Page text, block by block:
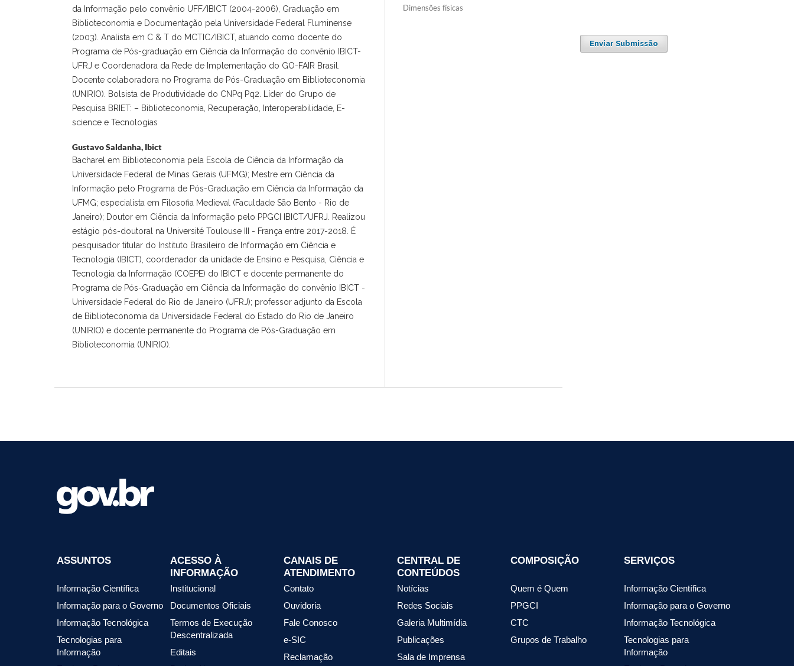
da Informação pelo convênio UFF/IBICT (2004-2006), Graduação em
Biblioteconomia e Documentação pela Universidade Federal Fluminense
(2003). Analista em C & T do MCTIC/IBICT, atuando como docente do
Programa de Pós-graduação em Ciência da Informação do convênio IBICT-
UFRJ e Coordenadora da Rede de Implementação do GO-FAIR Brasil.
Docente colaboradora no Programa de Pós-Graduação em Biblioteconomia
(UNIRIO). Bolsista de Produtividade do CNPq Pq2. Líder do Grupo de
Pesquisa BRIET: – Biblioteconomia, Recuperação, Interoperabilidade, E-
science e Tecnologias
Gustavo Saldanha, Ibict
Bacharel em Biblioteconomia pela Escola de Ciência da Informação da
Universidade Federal de Minas Gerais (UFMG); Mestre em Ciência da
Informação pelo Programa de Pós-Graduação em Ciência da Informação da
UFMG; especialista em Filosofia Medieval (Faculdade São Bento - Rio de
Janeiro); Doutor em Ciência da Informação pelo PPGCI IBICT/UFRJ. Realizou
estágio pós-doutoral na Université Toulouse III - França entre 2017-2018. É
pesquisador titular do Instituto Brasileiro de Informação em Ciência e
Tecnologia (IBICT), coordenador da unidade de Ensino e Pesquisa, Ciência e
Tecnologia da Informação (COEPE) do IBICT e docente permanente do
Programa de Pós-Graduação em Ciência da Informação do convênio IBICT -
Universidade Federal do Rio de Janeiro (UFRJ); professor adjunto da Escola
de Biblioteconomia da Universidade Federal do Estado do Rio de Janeiro
(UNIRIO) e docente permanente do Programa de Pós-Graduação em
Biblioteconomia (UNIRIO).
Dimensões físicas
Enviar Submissão
ASSUNTOS
Informação Científica
Informação para o Governo
Informação Tecnológica
Tecnologias para
Informação
ACESSO À
INFORMAÇÃO
Institucional
Documentos Oficiais
Termos de Execução
Descentralizada
Editais
CANAIS DE
ATENDIMENTO
Contato
Ouvidoria
Fale Conosco
e-SIC
Reclamação
CENTRAL DE
CONTEÚDOS
Notícias
Redes Sociais
Galeria Multimídia
Publicações
Sala de Imprensa
COMPOSIÇÃO
Quem é Quem
PPGCI
CTC
Grupos de Trabalho
SERVIÇOS
Informação Científica
Informação para o Governo
Informação Tecnológica
Tecnologias para
Informação